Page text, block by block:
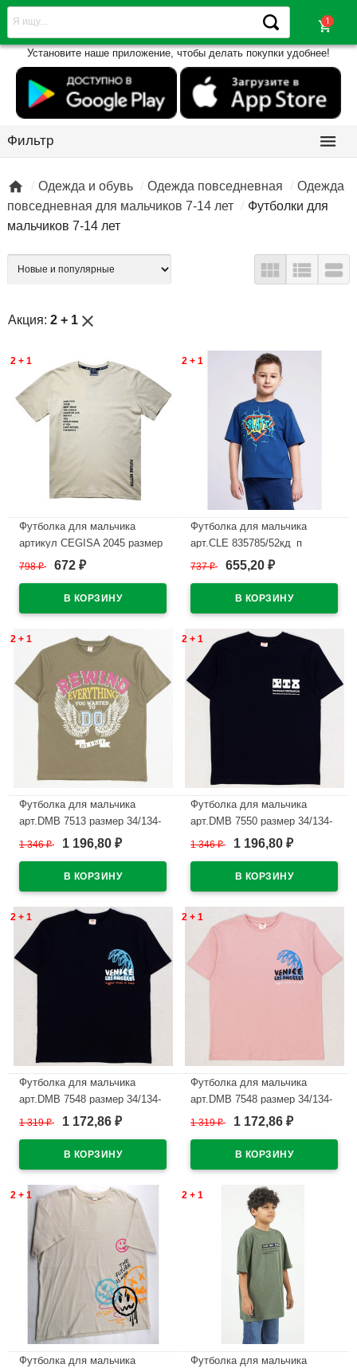
shopping_cart
Установите наше приложение, чтобы делать покупки удобнее!
Фильтр 
 Одежда и обувь Одежда повседневная
Одежда
повседневная для мальчиков 7-14 лет
Футболки для
мальчиков 7-14 лет
  
Акция: 2 + 1 close
2 + 1
Футболка для мальчика
артикул CEGISA 2045 размер
30/116-34/134 цвет бежевый
798₽ 672 ₽
2 + 1
Футболка для мальчика
арт.CLE 835785/52кд_п
размер 34/134-42/158 цвет
737₽ 655,20 ₽
2 + 1
Футболка для мальчика
арт.DMB 7513 размер 34/134-
44/164 цвет хаки
1 346₽ 1 196,80 ₽
2 + 1
Футболка для мальчика
арт.DMB 7550 размер 34/134-
44/164 цвет темно-синий
1 346₽ 1 196,80 ₽
2 + 1
Футболка для мальчика
арт.DMB 7548 размер 34/134-
44/164 цвет темно-синий
1 319₽ 1 172,86 ₽
2 + 1
Футболка для мальчика
арт.DMB 7548 размер 34/134-
44/164 цвет вишня
1 319₽ 1 172,86 ₽
2 + 1
Футболка для мальчика
2 + 1
Футболка для мальчика